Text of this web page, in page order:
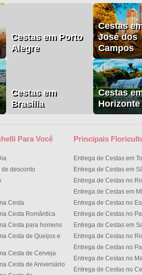
Cestas em Porto
Alegre
Cestas
José dos
Campos
Cestas em
Brasília
Cestas
Horizonte
Para Você
desconto
Cesta
Cesta Romântica
Cesta para homens
Cesta de Queijos e
Cesta de Cerveja
Cesta de Aniversário
Principais
Entrega de Cestas em
Entrega de Cestas em
Entrega de Cestas no
Entrega de Cestas em
Entrega de Cestas no
Entrega de Cestas no
Entrega de Cestas em
Entrega de Cestas no
Entrega de Cestas no
Entrega de Cestas no
Entrega de Cestas no